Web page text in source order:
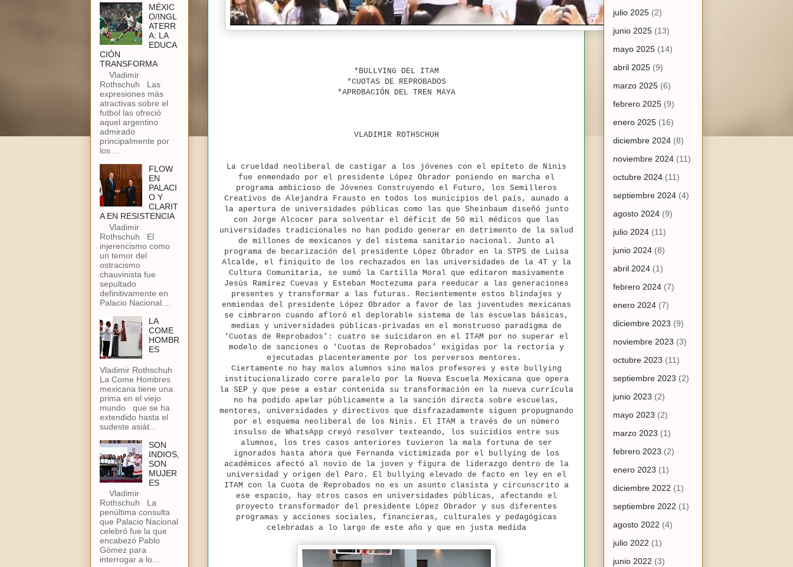
*BULLYING DEL ITAM
*CUOTAS DE REPROBADOS
*APROBACIÓN DEL TREN MAYA
VLADIMIR ROTHSCHUH
La crueldad neoliberal de castigar a los jóvenes con el epíteto de Ninis
fue enmendado por el presidente López Obrador poniendo en marcha el
programa ambicioso de Jóvenes Construyendo el Futuro, los Semilleros
Creativos de Alejandra Frausto en todos los municipios del país, aunado a
la apertura de universidades públicas como las que Sheinbaum diseñó junto
con Jorge Alcocer para solventar el déficit de 50 mil médicos que las
universidades tradicionales no han podido generar en detrimento de la salud
de millones de mexicanos y del sistema sanitario nacional. Junto al
programa de becarización del presidente López Obrador en la STPS de Luisa
Alcalde, el finiquito de los rechazados en las universidades de la 4T y la
Cultura Comunitaria, se sumó la Cartilla Moral que editaron masivamente
Jesús Ramírez Cuevas y Esteban Moctezuma para reeducar a las generaciones
presentes y transformar a las futuras. Recientemente estos blindajes y
enmiendas del presidente López Obrador a favor de las juventudes mexicanas
se cimbraron cuando afloró el deplorable sistema de las escuelas básicas,
medias y universidades públicas-privadas en el monstruoso paradigma de
‘Cuotas de Reprobados’: cuatro se suicidaron en el ITAM por no superar el
modelo de sanciones o ‘Cuotas de Reprobados’ exigidas por la rectoría y
ejecutadas placenteramente por los perversos mentores.
Ciertamente no hay malos alumnos sino malos profesores y este bullying
institucionalizado corre paralelo por la Nueva Escuela Mexicana que opera
la SEP y que pese a estar contenida su transformación en la nueva currícula
no ha podido apelar públicamente a la sanción directa sobre escuelas,
mentores, universidades y directivos que disfrazadamente siguen propugnando
por el esquema neoliberal de los Ninis. El ITAM a través de un número
insulso de WhatsApp creyó resolver texteando, los suicidios entre sus
alumnos, los tres casos anteriores tuvieron la mala fortuna de ser
ignorados hasta ahora que Fernanda victimizada por el bullying de los
académicos afectó al novio de la joven y figura de liderazgo dentro de la
universidad y origen del Paro. El bullying elevado de facto en ley en el
ITAM con la Cuota de Reprobados no es un asunto clasista y circunscrito a
ese espacio, hay otros casos en universidades públicas, afectando el
proyecto transformador del presidente López Obrador y sus diferentes
programas y acciones sociales, financieras, culturales y pedagógicas
celebradas a lo largo de este año y que en justa medida
MÉXIC
O/INGL
ATERR
A: LA
EDUCA
CIÓN
TRANSFORMA
Vladimir
Rothschuh Las
expresiones más
atractivas sobre el
futbol las ofreció
aquel argentino
admirado
principalmente por
los ...
FLOW
EN
PALACI
O Y
CLARIT
A EN RESISTENCIA
Vladimir
Rothschuh El
injerencismo como
un temor del
ostracismo
chauvinista fue
sepultado
definitivamente en
Palacio Nacional....
LA
COME
HOMBR
ES
Vladimir Rothschuh
La Come Hombres
mexicana tiene una
prima en el viejo
mundo que se ha
extendido hasta el
sudeste asiát...
SON
INDIOS,
SON
MUJER
ES
Vladimir
Rothschuh La
penúltima consulta
que Palacio Nacional
celebró fue la que
encabezó Pablo
Gómez para
interrogar a lo...
julio 2025 (2)
junio 2025 (13)
mayo 2025 (14)
abril 2025 (9)
marzo 2025 (6)
febrero 2025 (9)
enero 2025 (16)
diciembre 2024 (8)
noviembre 2024 (11)
octubre 2024 (11)
septiembre 2024 (4)
agosto 2024 (9)
julio 2024 (11)
junio 2024 (8)
abril 2024 (1)
febrero 2024 (7)
enero 2024 (7)
diciembre 2023 (9)
noviembre 2023 (3)
octubre 2023 (11)
septiembre 2023 (2)
junio 2023 (2)
mayo 2023 (2)
marzo 2023 (1)
febrero 2023 (2)
enero 2023 (1)
diciembre 2022 (1)
septiembre 2022 (1)
agosto 2022 (4)
julio 2022 (1)
junio 2022 (3)